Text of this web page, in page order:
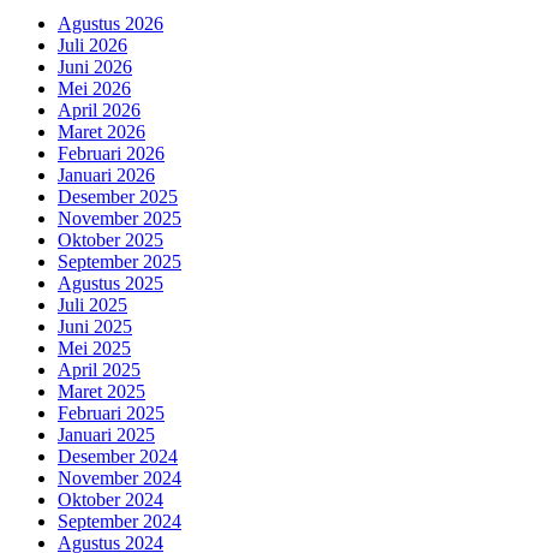
Agustus 2026
Juli 2026
Juni 2026
Mei 2026
April 2026
Maret 2026
Februari 2026
Januari 2026
Desember 2025
November 2025
Oktober 2025
September 2025
Agustus 2025
Juli 2025
Juni 2025
Mei 2025
April 2025
Maret 2025
Februari 2025
Januari 2025
Desember 2024
November 2024
Oktober 2024
September 2024
Agustus 2024